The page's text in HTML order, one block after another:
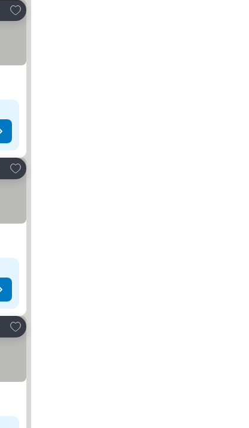
Dodati u favorite
Dodati u favorite
Dodati u favorite